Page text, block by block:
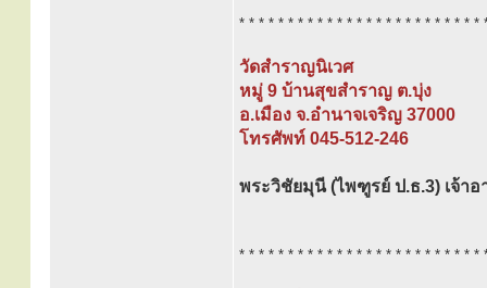
* * * * * * * * * * * * * * * * * * * * * * * * *
วัดสำราญนิเวศ
หมู่ 9 บ้านสุขสำราญ ต.บุ่ง
อ.เมือง จ.อำนาจเจริญ 37000
โทรศัพท์ 045-512-246
พระวิชัยมุนี (ไพฑูรย์ ป.ธ.3) เจ้าอ
* * * * * * * * * * * * * * * * * * * * * * * * *